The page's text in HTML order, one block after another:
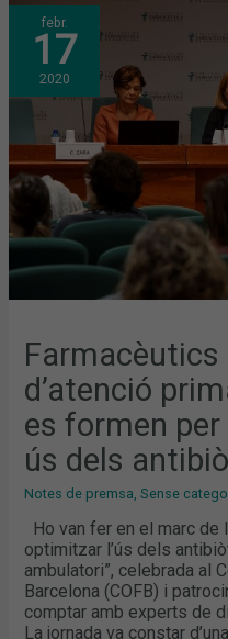
febr.
17
2020
d’atenció
es formen
ús dels
Notes de premsa ,Sense
Ho van fer en el marc de
optimitzar l’ús dels
ambulatori”, celebrada al
Barcelona (COFB) i
comptar amb experts de
La jornada va constar
FARMACÈUTICS
COMUNITARIS,
D’ATENCIÓ
PRIMÀRIA
I
D’HOSPITALS
ES
FORMEN
CONTRIBUIR
BON
ÚS
DELS
ANTIBIÒTICS